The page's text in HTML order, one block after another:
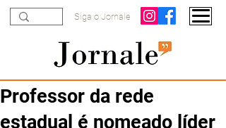
Siga o Jornale
Professor da rede
estadual é nomeado líder